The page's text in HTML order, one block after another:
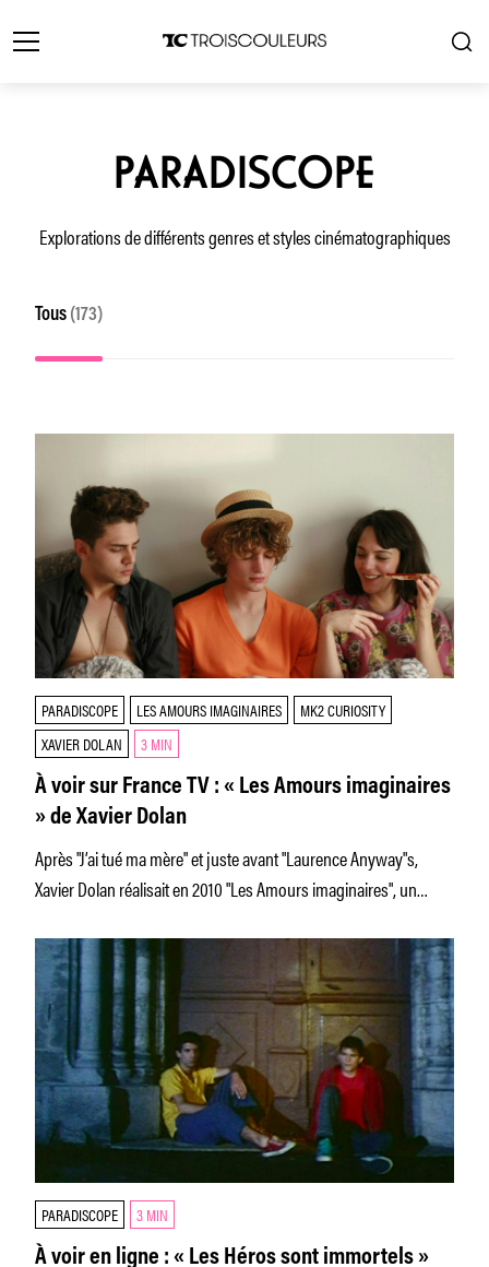
PARADISCOPE
Explorations de différents genres et styles cinématographiques
Tous (173)
PARADISCOPE LES AMOURS IMAGINAIRES
MK2 CURIOSITY
XAVIER DOLAN
3 MIN
À voir sur France TV : « Les Amours imaginaires
» de Xavier Dolan
Après "J’ai tué ma mère" et juste avant "Laurence Anyway"s,
Xavier Dolan réalisait en 2010 "Les Amours imaginaires", un
PARADISCOPE 3 MIN
À voir en ligne : « Les Héros sont immortels »